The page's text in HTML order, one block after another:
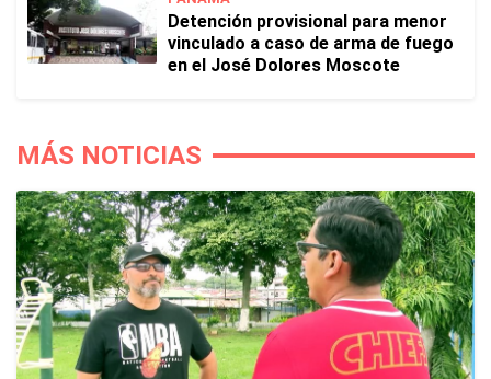
Detención provisional para menor
vinculado a caso de arma de fuego
en el José Dolores Moscote
MÁS NOTICIAS